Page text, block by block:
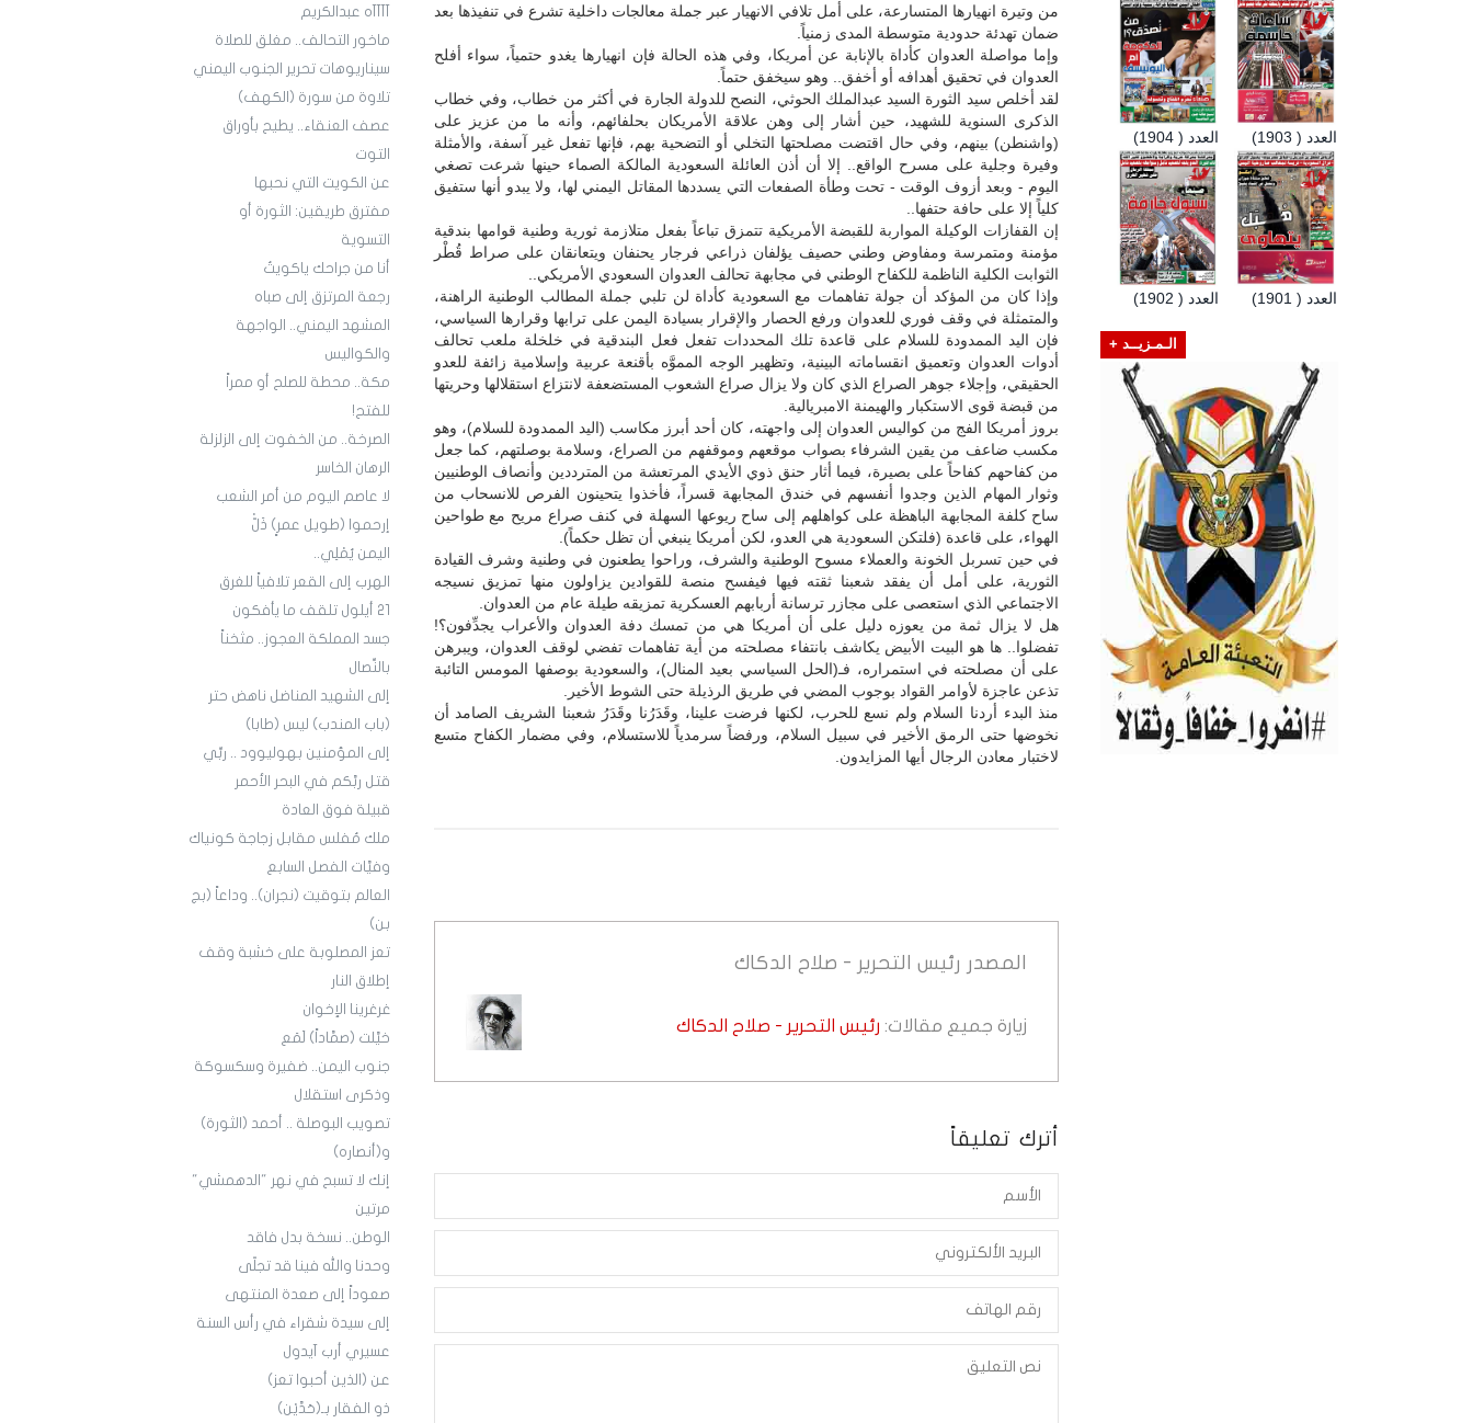
آآآآه عبدالكريم
ماخور التحالف.. مغلق للصلاة
سيناريوهات تحرير الجنوب اليمني
تلاوة من سورة (الكهف)
عصف العنقاء.. يطيح بأوراق
التوت
عن الكويت التي نحبها
مفترق طريقين: الثورة أو
التسوية
أنا من جراحك ياكويتُ
رجعة المرتزق إلى صباه
المشهد اليمني.. الواجهة
والكواليس
مكة.. محطة للصلح أو ممراً
للفتح!
الصرخة.. من الخفوت إلى الزلزلة
الرهان الخاسر
لا عاصم اليوم من أمر الشعب
إرحموا (طويل عمرٍ) ذَلّْ
اليمن يُمْلِي..
الهرب إلى القعر تلافياً للغرق
21 أيلول تلقف ما يأفكون
جسد المملكة العجوز.. مثخناً
بالنِّصال
إلى الشهيد المناضل ناهض حتر
(باب المندب) ليس (طابا)
إلى المؤمنين بهوليوود .. ربِّي
قتل ربَّكم في البحر الأحمر
قبيلة فوق العادة
ملك مُفلس مقابل زجاجة كونياك
وفيَّات الفصل السابع
العالم بتوقيت (نجران).. وداعاً (بج
بن)
تعز المصلوبة على خشبة وقف
إطلاق النار
غرغرينا الإخوان
خيَّلت (صمَّاداً) لَمَع
جنوب اليمن.. ضفيرة وسكسوكة
وذكرى استقلال
تصويب البوصلة .. أحمد (الثورة)
و(أنصاره)
إنك لا تسبح في نهر "الدهمشي"
مرتين
الوطن.. نسخة بدل فاقد
وحدنا والله فينا قد تجلّى
صعوداً إلى صعدة المنتهى
إلى سيدة شقراء في رأس السنة
عسيري أرب آيدول
عن (الذين أحبوا تعز)
ذو الفقار بـ(حَدَّيْن)
من وتيرة انهيارها المتسارعة، على أمل تلافي الانهيار عبر جملة معالجات داخلية تشرع في تنفيذها بعد
ضمان تهدئة حدودية متوسطة المدى زمنياً.
وإما مواصلة العدوان كأداة بالإنابة عن أمريكا، وفي هذه الحالة فإن انهيارها يغدو حتمياً، سواء أفلح
العدوان في تحقيق أهدافه أو أخفق.. وهو سيخفق حتماً.
لقد أخلص سيد الثورة السيد عبدالملك الحوثي، النصح للدولة الجارة في أكثر من خطاب، وفي خطاب
الذكرى السنوية للشهيد، حين أشار إلى وهن علاقة الأمريكان بحلفائهم، وأنه ما من عزيز على
(واشنطن) بينهم، وفي حال اقتضت مصلحتها التخلي أو التضحية بهم، فإنها تفعل غير آسفة، والأمثلة
وفيرة وجلية على مسرح الواقع.. إلا أن أذن العائلة السعودية المالكة الصماء حينها شرعت تصغي
اليوم - وبعد أزوف الوقت - تحت وطأة الصفعات التي يسددها المقاتل اليمني لها، ولا يبدو أنها ستفيق
كلياً إلا على حافة حتفها..
إن القفازات الوكيلة المواربة للقبضة الأمريكية تتمزق تباعاً بفعل متلازمة ثورية وطنية قوامها بندقية
مؤمنة ومتمرسة ومفاوض وطني حصيف يؤلفان ذراعي فرجار يحنفان ويتعانقان على صراط قُطْر
الثوابت الكلية الناظمة للكفاح الوطني في مجابهة تحالف العدوان السعودي الأمريكي..
وإذا كان من المؤكد أن جولة تفاهمات مع السعودية كأداة لن تلبي جملة المطالب الوطنية الراهنة،
والمتمثلة في وقف فوري للعدوان ورفع الحصار والإقرار بسيادة اليمن على ترابها وقرارها السياسي،
فإن اليد الممدودة للسلام على قاعدة تلك المحددات تفعل فعل البندقية في خلخلة ملعب تحالف
أدوات العدوان وتعميق انقساماته البينية، وتظهير الوجه المموَّه بأقنعة عربية وإسلامية زائفة للعدو
الحقيقي، وإجلاء جوهر الصراع الذي كان ولا يزال صراع الشعوب المستضعفة لانتزاع استقلالها وحريتها
من قبضة قوى الاستكبار والهيمنة الامبريالية.
بروز أمريكا الفج من كواليس العدوان إلى واجهته، كان أحد أبرز مكاسب (اليد الممدودة للسلام)، وهو
مكسب ضاعف من يقين الشرفاء بصواب موقعهم وموقفهم من الصراع، وسلامة بوصلتهم، كما جعل
من كفاحهم كفاحاً على بصيرة، فيما أثار حنق ذوي الأيدي المرتعشة من المترددين وأنصاف الوطنيين
وثوار المهام الذين وجدوا أنفسهم في خندق المجابهة قسراً، فأخذوا يتحينون الفرص للانسحاب من
ساح كلفة المجابهة الباهظة على كواهلهم إلى ساح ريوعها السهلة في كنف صراع مريح مع طواحين
الهواء، على قاعدة (فلتكن السعودية هي العدو، لكن أمريكا ينبغي أن تظل حكماً).
في حين تسربل الخونة والعملاء مسوح الوطنية والشرف، وراحوا يطعنون في وطنية وشرف القيادة
الثورية، على أمل أن يفقد شعبنا ثقته فيها فيفسح منصة للقوادين يزاولون منها تمزيق نسيجه
الاجتماعي الذي استعصى على مجازر ترسانة أربابهم العسكرية تمزيقه طيلة عام من العدوان.
هل لا يزال ثمة من يعوزه دليل على أن أمريكا هي من تمسك دفة العدوان والأعراب يجدِّفون؟!
تفضلوا.. ها هو البيت الأبيض يكاشف بانتفاء مصلحته من أية تفاهمات تفضي لوقف العدوان، ويبرهن
على أن مصلحته في استمراره، فـ(الحل السياسي بعيد المنال)، والسعودية بوصفها المومس التائبة
تذعن عاجزة لأوامر القواد بوجوب المضي في طريق الرذيلة حتى الشوط الأخير.
منذ البدء أردنا السلام ولم نسع للحرب، لكنها فرضت علينا، وقَدَرُنا وقَدَرُ شعبنا الشريف الصامد أن
نخوضها حتى الرمق الأخير في سبيل السلام، ورفضاً سرمدياً للاستسلام، وفي مضمار الكفاح متسع
لاختبار معادن الرجال أيها المزايدون.
المصدر رئيس التحرير - صلاح الدكاك
زيارة جميع مقالات: رئيس التحرير - صلاح الدكاك
أترك تعليقاً
العدد ( 1904) العدد ( 1903)
العدد ( 1902) العدد ( 1901)
الـمـزيــد +